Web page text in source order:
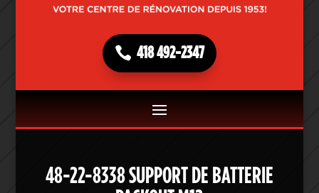
418 492-2347
48-22-8338 SUPPORT DE BATTERIE